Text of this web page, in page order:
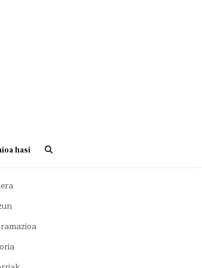
hasi